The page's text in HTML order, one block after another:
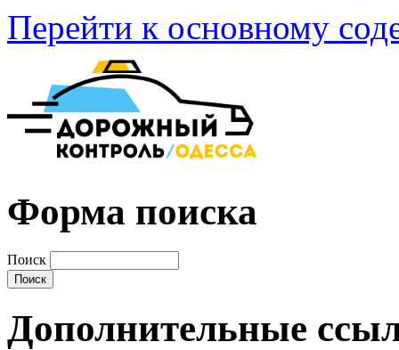
Перейти к основному
Форма поиска
Поиск
Дополнительные